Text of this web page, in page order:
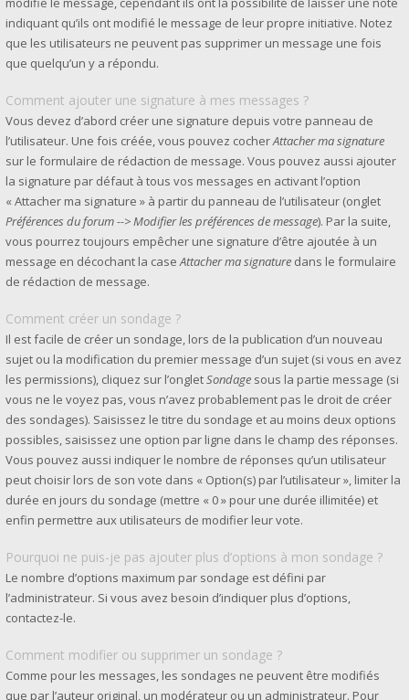
indiquant qu’ils ont modifié le message de leur propre initiative. Notez
que les utilisateurs ne peuvent pas supprimer un message une fois
que quelqu’un y a répondu.
Comment ajouter une signature à mes messages ?
Vous devez d’abord créer une signature depuis votre panneau de
l’utilisateur. Une fois créée, vous pouvez cocherAttacher ma signature
sur le formulaire de rédaction de message. Vous pouvez aussi ajouter
la signature par défaut à tous vos messages en activant l’option
« Attacher ma signature » à partir du panneau de l’utilisateur (onglet
Préférences du forum --> Modifier les préférences de message). Par la suite,
vous pourrez toujours empêcher une signature d’être ajoutée à un
message en décochant la caseAttacher ma signature dans le formulaire
de rédaction de message.
Comment créer un sondage ?
Il est facile de créer un sondage, lors de la publication d’un nouveau
sujet ou la modification du premier message d’un sujet (si vous en avez
les permissions), cliquez sur l’ongletSondage sous la partie message (si
vous ne le voyez pas, vous n’avez probablement pas le droit de créer
des sondages). Saisissez le titre du sondage et au moins deux options
possibles, saisissez une option par ligne dans le champ des réponses.
Vous pouvez aussi indiquer le nombre de réponses qu’un utilisateur
peut choisir lors de son vote dans « Option(s) par l’utilisateur », limiter la
durée en jours du sondage (mettre « 0 » pour une durée illimitée) et
enfin permettre aux utilisateurs de modifier leur vote.
Pourquoi ne puis-je pas ajouter plus d’options à mon sondage ?
Le nombre d’options maximum par sondage est défini par
l’administrateur. Si vous avez besoin d’indiquer plus d’options,
contactez-le.
Comment modifier ou supprimer un sondage ?
Comme pour les messages, les sondages ne peuvent être modifiés
que par l’auteur original, un modérateur ou un administrateur. Pour